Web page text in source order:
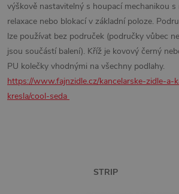
výškově nastavitelný s houpací mechanikou
relaxace nebo blokací v základní poloze.
lze používat bez područek (područky vůbec
jsou součástí balení). Kříž je kovový černý
PU kolečky vhodnými na všechny podlahy.
https://www.fajnzidle.cz/kancelarske-zidle-a-
kresla/cool-seda
STRIP